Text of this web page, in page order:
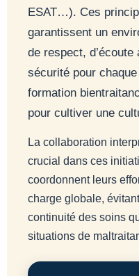
ESAT…). Ces
garantissent un
de respect,
sécurité pour
formation
pour cultiver une
La collaboration
crucial dans ces
coordonnent leurs
charge globale,
continuité des soins
situations de